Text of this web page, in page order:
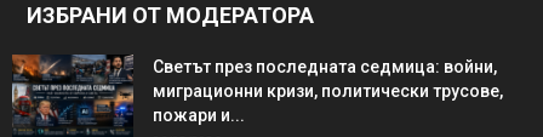
ИЗБРАНИ ОТ МОДЕРАТОРА
Светът през последната седмица: войни,
миграционни кризи, политически трусове,
пожари и...